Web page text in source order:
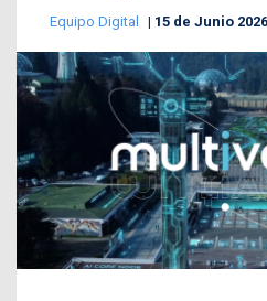
Equipo Digital 15 de Junio 2026